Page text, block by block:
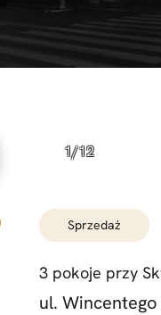
sprzedaż
3 pokoje przy
ul. Wincentego